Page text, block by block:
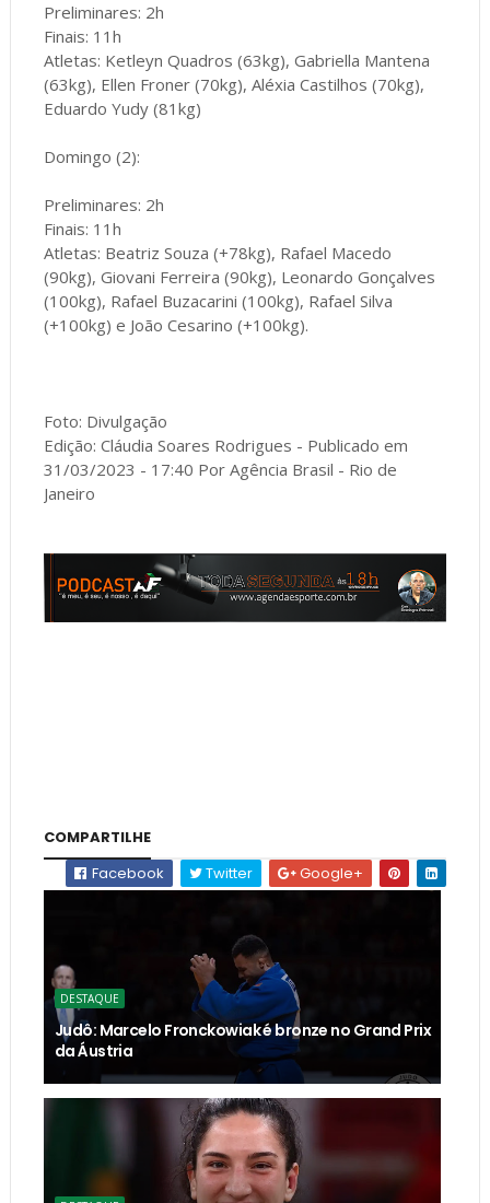
Preliminares: 2h
Finais: 11h
Atletas: Ketleyn Quadros (63kg), Gabriella Mantena
(63kg), Ellen Froner (70kg), Aléxia Castilhos (70kg),
Eduardo Yudy (81kg)
Domingo (2):
Preliminares: 2h
Finais: 11h
Atletas: Beatriz Souza (+78kg), Rafael Macedo
(90kg), Giovani Ferreira (90kg), Leonardo Gonçalves
(100kg), Rafael Buzacarini (100kg), Rafael Silva
(+100kg) e João Cesarino (+100kg).
Foto: Divulgação
Edição: Cláudia Soares Rodrigues - Publicado em
31/03/2023 - 17:40 Por Agência Brasil - Rio de
Janeiro
COMPARTILHE
Facebook
Twitter Google+
DESTAQUE
Judô: Marcelo Fronckowiak é bronze no Grand Prix
da Áustria